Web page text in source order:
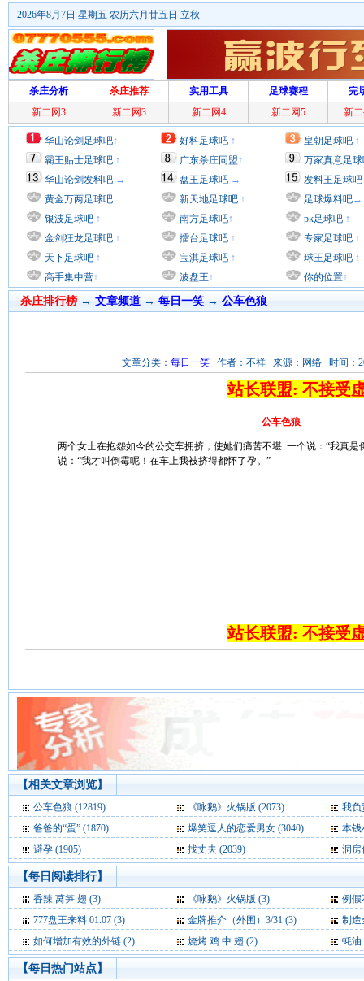
2026年8月7日 星期五 农历六月廿五日 立秋
杀庄分析 杀庄推荐 实用工具 足球赛程
完
新二网3
新二网3 新二网4 新二网5 新
华山论剑足球吧↑
霸王贴士足球吧 ↑
华山论剑发料吧 →
黄金万两足球吧
银波足球吧 ↑
金剑狂龙足球吧 ↑
天下足球吧 ↑
高手集中营↑
好料足球吧 ↑
广东杀庄同盟↑
盘王足球吧 →
新天地足球吧 ↑
南方足球吧↑
擂台足球吧 ↑
宝淇足球吧 ↑
波盘王↑
皇朝足球吧 ↑
万家真意足
发料王足球吧
足球爆料吧→
pk足球吧 ↑
专家足球吧 ↑
球王足球吧 ↑
你的位置↑
杀庄排行榜 → 文章频道→ 每日一笑 → 公车色狼
文章分类： 每日一笑 作者：不祥 来源：网络 时间：
站长联盟: 不接受
公车色狼
两个女士在抱怨如今的公交车拥挤，使她们痛苦不堪. 一个说：“我真
说：“我才叫倒霉呢！在车上我被挤得都怀了孕。”
站长联盟: 不接受
【相关文章浏览】
公车色狼 (12819) 《咏鹅》火锅版 (2073)
我负
爸爸的“蛋” (1870)
爆笑逗人的恋爱男女 (3040)
本钱
避孕 (1905)
找丈夫 (2039) 洞房
【每日阅读排行】
香辣 莴笋 翅 (3) 《咏鹅》火锅版 (3)
例假
777盘王来料 01.07 (3)
金牌推介（外围）3/31 (3)
制造
如何增加有效的外链 (2)
烧烤 鸡 中 翅 (2) 蚝油
【每日热门站点】